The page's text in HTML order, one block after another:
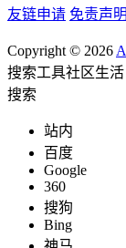
友链申请 免责声明
Copyright © 2026
搜索工具社区生活
搜索
站内
百度
Google
360
搜狗
Bing